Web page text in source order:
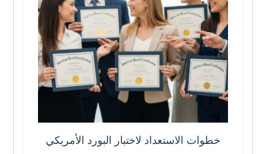
خطوات الاستعداد لاختبار البورد الأمريكي